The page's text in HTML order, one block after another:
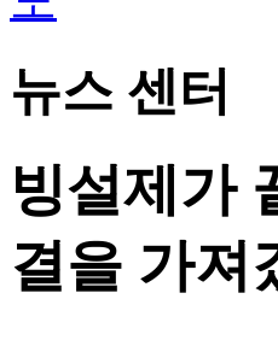
뉴스 센터
빙설제가
결을 가져